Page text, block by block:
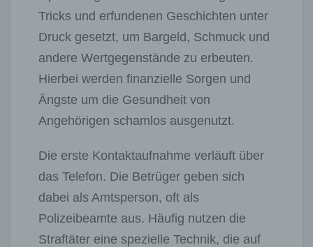
Tricks und erfundenen Geschichten unter
Druck gesetzt, um Bargeld, Schmuck und
andere Wertgegenstände zu erbeuten.
Hierbei werden finanzielle Sorgen und
Ängste um die Gesundheit von
Angehörigen schamlos ausgenutzt.
Die erste Kontaktaufnahme verläuft über
das Telefon. Die Betrüger geben sich
dabei als Amtsperson, oft als
Polizeibeamte aus. Häufig nutzen die
Straftäter eine spezielle Technik, die auf